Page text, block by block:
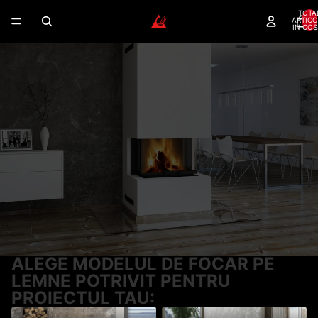
IN
FOCARE LEMNE – GAMA
COMPLETA PENTRU ORICE
Focare Romotop certificate — randament 80%+,
garantie 5 ani, montaj autorizat disponibil.
Montaj autorizat
Dealer autorizat
Garantie 5 ani
CERE CONSULTANTA GRATUITA
SUNA ACUM
ALEGE MODELUL DE FOCAR PE
LEMNE POTRIVIT PENTRU
PROIECTUL TAU: